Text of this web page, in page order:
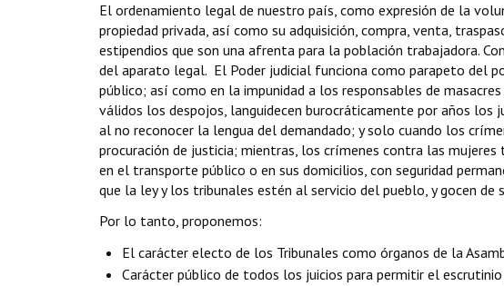
El ordenamiento legal de nuestro país, como expresión de la
propiedad privada, así como su adquisición, compra, venta,
estipendios que son una afrenta para la población trabajadora.
del aparato legal. El Poder judicial funciona como parapeto del
público; así como en la impunidad a los responsables de
válidos los despojos, languidecen burocráticamente por años los
al no reconocer la lengua del demandado; y solo cuando los
procuración de justicia; mientras, los crímenes contra las
en el transporte público o en sus domicilios, con seguridad
que la ley y los tribunales estén al servicio del pueblo, y gocen de
Por lo tanto, proponemos:
El carácter electo de los Tribunales como órganos de la
Carácter público de todos los juicios para permitir el escrutinio